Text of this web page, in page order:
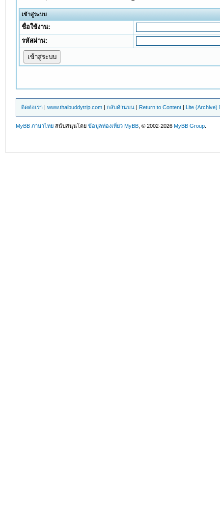
เข้าสู่ระบบ
ชื่อใช้งาน:
รหัสผ่าน:
ติดต่อเรา |www.thaibuddytrip.com |กลับด้านบน | Return to Content | Lite (Archive)
MyBB ภาษาไทย สนับสนุนโดยข้อมูลท่องเที่ยว MyBB , © 2002-2026MyBB Group